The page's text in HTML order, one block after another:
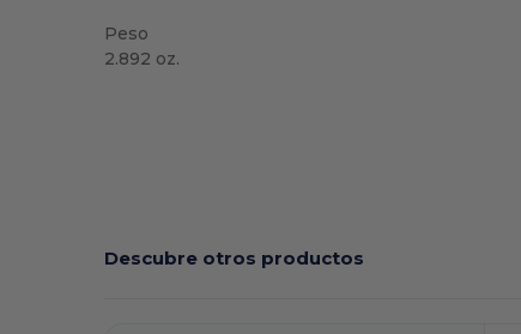
Peso
2.892 oz.
Descubre otros productos